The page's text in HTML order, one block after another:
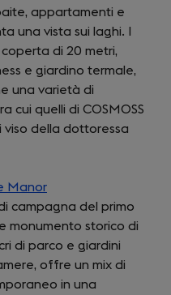
appartamenti e
una vista sui laghi. I
di 20 metri,
e giardino termale,
una varietà di
cui quelli di COSMOSS
viso della dottoressa
Manor
in
a
new
tab)
campagna del primo
monumento storico di
di parco e giardini
offre un mix di
in una